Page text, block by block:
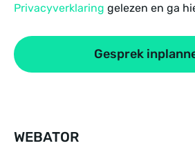
Privacyverklaring gelezen en ga
Gesprek
WEBATOR